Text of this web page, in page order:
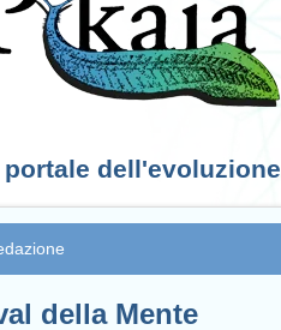
portale dell'evoluzione
della Mente